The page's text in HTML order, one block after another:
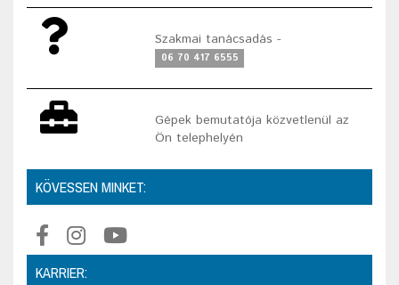
Szakmai tanácsadás -
06 70 417 6555
Gépek bemutatója közvetlenül az
Ön telephelyén
KÖVESSEN MINKET:
KARRIER: